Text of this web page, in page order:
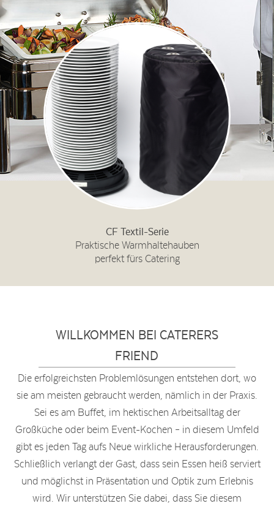
CF Textil-Serie
Praktische Warmhaltehauben
perfekt fürs Catering
WILLKOMMEN BEI CATERERS
FRIEND
Die erfolgreichsten Problemlösungen entstehen dort, wo
sie am meisten gebraucht werden, nämlich in der Praxis.
Sei es am Buffet, im hektischen Arbeitsalltag der
Großküche oder beim Event-Kochen – in diesem Umfeld
gibt es jeden Tag aufs Neue wirkliche Herausforderungen.
Schließlich verlangt der Gast, dass sein Essen heiß serviert
und möglichst in Präsentation und Optik zum Erlebnis
wird. Wir unterstützen Sie dabei, dass Sie diesem